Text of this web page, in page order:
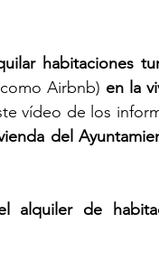
Airbnb) en la
vídeo de los
del
alquiler de